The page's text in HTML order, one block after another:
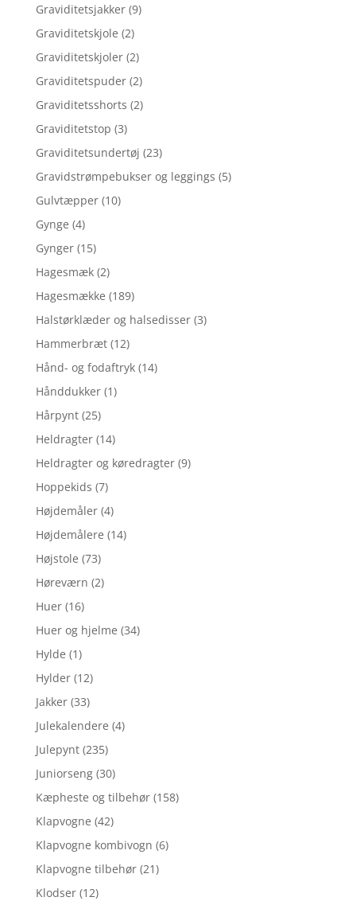
Graviditetsjakker (9)
Graviditetskjole (2)
Graviditetskjoler (2)
Graviditetspuder (2)
Graviditetsshorts (2)
Graviditetstop (3)
Graviditetsundertøj (23)
Gravidstrømpebukser og leggings (5)
Gulvtæpper (10)
Gynge (4)
Gynger (15)
Hagesmæk (2)
Hagesmække (189)
Halstørklæder og halsedisser (3)
Hammerbræt (12)
Hånd- og fodaftryk (14)
Hånddukker (1)
Hårpynt (25)
Heldragter (14)
Heldragter og køredragter (9)
Hoppekids (7)
Højdemåler (4)
Højdemålere (14)
Højstole (73)
Høreværn (2)
Huer (16)
Huer og hjelme (34)
Hylde (1)
Hylder (12)
Jakker (33)
Julekalendere (4)
Julepynt (235)
Juniorseng (30)
Kæpheste og tilbehør (158)
Klapvogne (42)
Klapvogne kombivogn (6)
Klapvogne tilbehør (21)
Klodser (12)